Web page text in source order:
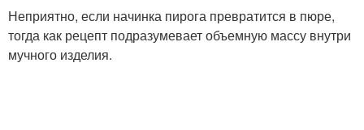
Неприятно, если начинка пирога превратится в пюре,
тогда как рецепт подразумевает объемную массу внутри
мучного изделия.